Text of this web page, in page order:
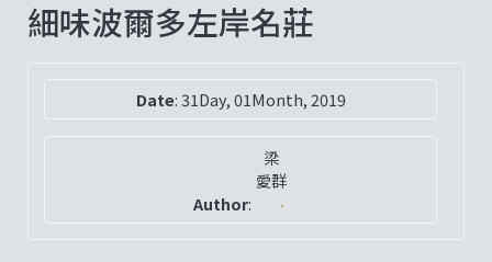
細味波爾多左岸名莊
Date:31Day, 01Month, 2019
Author:
梁
愛群